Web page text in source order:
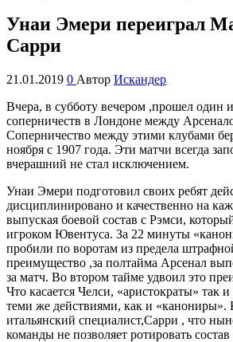
Унаи Эмери переиграл
Сарри
21.01.2019 0 Автор Искандер
Вчера, в субботу вечером ,прошел один
соперничеств в Лондоне между
Соперничество между этими клубами
ноября с 1907 года. Эти матчи всегда
вчерашний не стал исключением.
Унаи Эмери подготовил своих ребят
дисциплинировано и качественно на
выпуская боевой состав с Рэмси,
игроком Ювентуса. За 22 минуты
пробили по воротам из предела
преимущество ,за полтайма Арсенал
за матч. Во втором тайме удвоил это
Что касается Челси, «аристократы» так
теми же действиями, как и «канониры».
итальянский специалист,Сарри , что
команды не позволяет ротировать